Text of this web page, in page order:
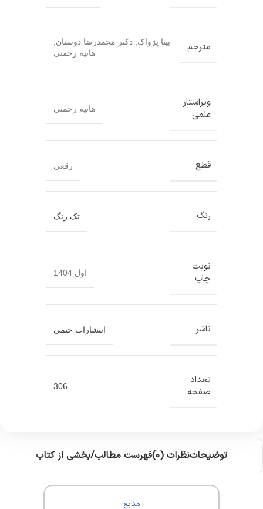
مترجم بیتا پژواک, دکتر محمدرضا دوستان,
هانیه رحمتی
ویراستار
علمی
هانیه رحمتی
قطع رقعی
رنگ تک رنگ
نوبت
چاپ
اول 1404
ناشر انتشارات حتمی
تعداد
صفحه
306
توضیحاتنظرات (0) فهرست مطالب/بخشی از کتاب
منابع